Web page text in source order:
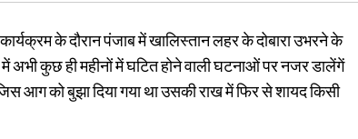
के दौरान पंजाब में खालिस्तान लहर के दोबारा उभरने के
कुछ ही महीनों में घटित होने वाली घटनाओं पर नजर डालेंगें
आग को बुझा दिया गया था उसकी राख में फिर से शायद किसी